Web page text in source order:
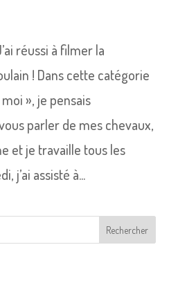
réussi à filmer la
! Dans cette catégorie
», je pensais
parler de mes chevaux,
et je travaille tous les
j’ai assisté à...
Rechercher